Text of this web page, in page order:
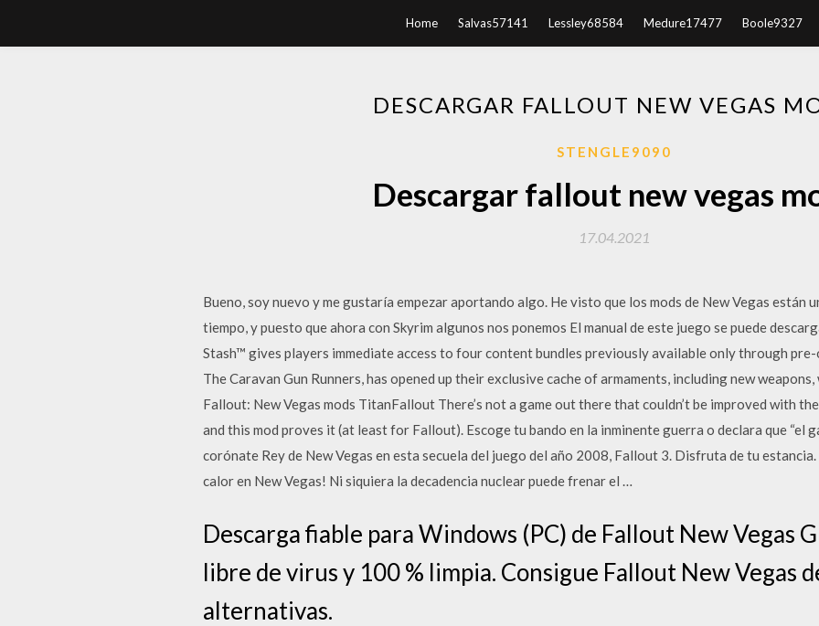
Home Salvas57141 Lessley68584 Medure17477 Boole9327
DESCARGAR FALLOUT NEW VEGAS
STENGLE9090
Descargar fallout new vegas
17.04.2021
Bueno, soy nuevo y me gustaría empezar aportando algo. He visto que los mods de New Vegas están
tiempo, y puesto que ahora con Skyrim algunos nos ponemos El manual de este juego se puede
Stash™ gives players immediate access to four content bundles previously available only through
The Caravan Gun Runners, has opened up their exclusive cache of armaments, including new weapons,
Fallout: New Vegas mods TitanFallout There’s not a game out there that couldn’t be improved with
and this mod proves it (at least for Fallout). Escoge tu bando en la inminente guerra o declara que “el
corónate Rey de New Vegas en esta secuela del juego del año 2008, Fallout 3. Disfruta de tu estancia.
calor en New Vegas! Ni siquiera la decadencia nuclear puede frenar el …
Descarga fiable para Windows (PC) de Fallout New Vegas
libre de virus y 100 % limpia. Consigue Fallout New Vegas
alternativas.